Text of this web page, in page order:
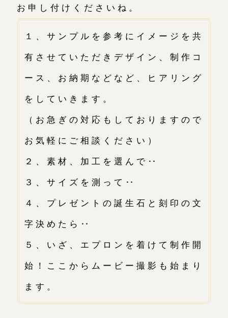
お申し付けくださいね。
１、サンプルを参考にイメージを共
有させていただきデザイン、制作コ
ース、お納期などなど、ヒアリング
をしていきます。
（お急ぎの対応もしておりますので
お気軽にご相談ください）
２、素材、加工を選んで‥
３、サイズを測って‥
４、プレゼントの誕生石と刻印の文
字決めたら‥
５、いざ、エプロンを着けて制作開
始！ここからムービー撮影も始まり
ます。